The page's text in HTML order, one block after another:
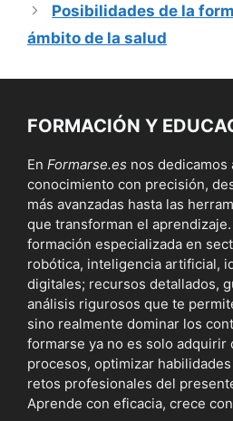
Posibilidades de la
ámbito de la salud
FORMACIÓN Y
En Formarse.es nos dedicamos
conocimiento con precisión,
más avanzadas hasta las
que transforman el
formación especializada en
robótica, inteligencia artificial,
digitales; recursos detallados,
análisis rigurosos que te
sino realmente dominar los
formarse ya no es solo adquirir
procesos, optimizar
retos profesionales del
Aprende con eficacia, crece